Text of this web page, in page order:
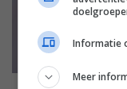
Informatie
Meer